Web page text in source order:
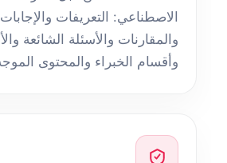
الاصطناعي: التعريفات
والمقارنات والأسئلة الشائعة
وأقسام الخبراء والمحتوى